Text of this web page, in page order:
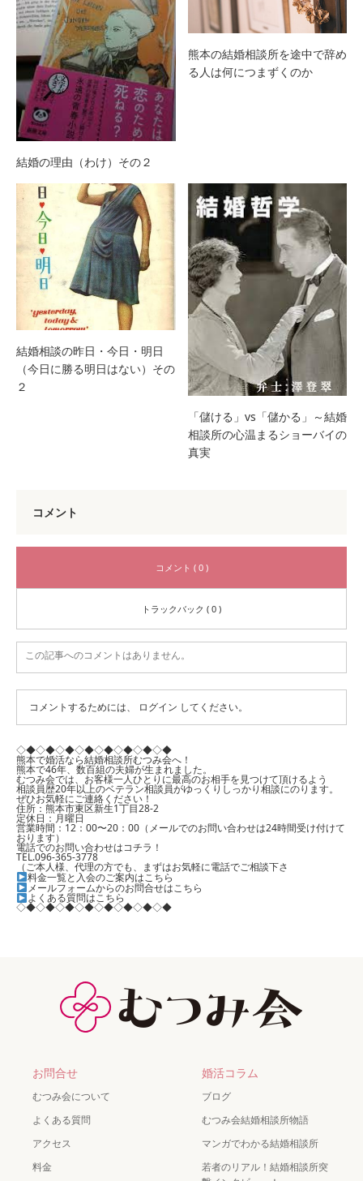
結婚の理由（わけ）その２
熊本の結婚相談所を途中で辞め
る人は何につまずくのか
結婚相談の昨日・今日・明日
（今日に勝る明日はない）その
２
「儲ける」vs「儲かる」～結婚
相談所の心温まるショーバイの
真実
コメント
コメント ( 0 )
トラックバック ( 0 )
この記事へのコメントはありません。
コメントするためには、 ログイン してください。
◇◆◇◆◇◆◇◆◇◆◇◆◇◆◇◆
熊本で婚活なら結婚相談所むつみ会へ！
熊本で46年、数百組の夫婦が生まれました。
むつみ会では、お客様一人ひとりに最高のお相手を見つけて頂けるよう
相談員歴20年以上のベテラン相談員がゆっくりしっかり相談にのります。
ぜひお気軽にご連絡ください！
住所：熊本市東区新生1丁目28-2
定休日：月曜日
営業時間：12：00〜20：00（メールでのお問い合わせは24時間受け付けて
おります）
電話でのお問い合わせはコチラ！
TEL.096-365-3778
（ご本人様、代理の方でも、まずはお気軽に電話でご相談下さ
料金一覧と入会のご案内はこちら
メールフォームからのお問合せはこちら
よくある質問はこちら
◇◆◇◆◇◆◇◆◇◆◇◆◇◆◇◆
お問合せ
むつみ会について
よくある質問
アクセス
料金
婚活コラム
ブログ
むつみ会結婚相談所物語
マンガでわかる結婚相談所
若者のリアル！結婚相談所突